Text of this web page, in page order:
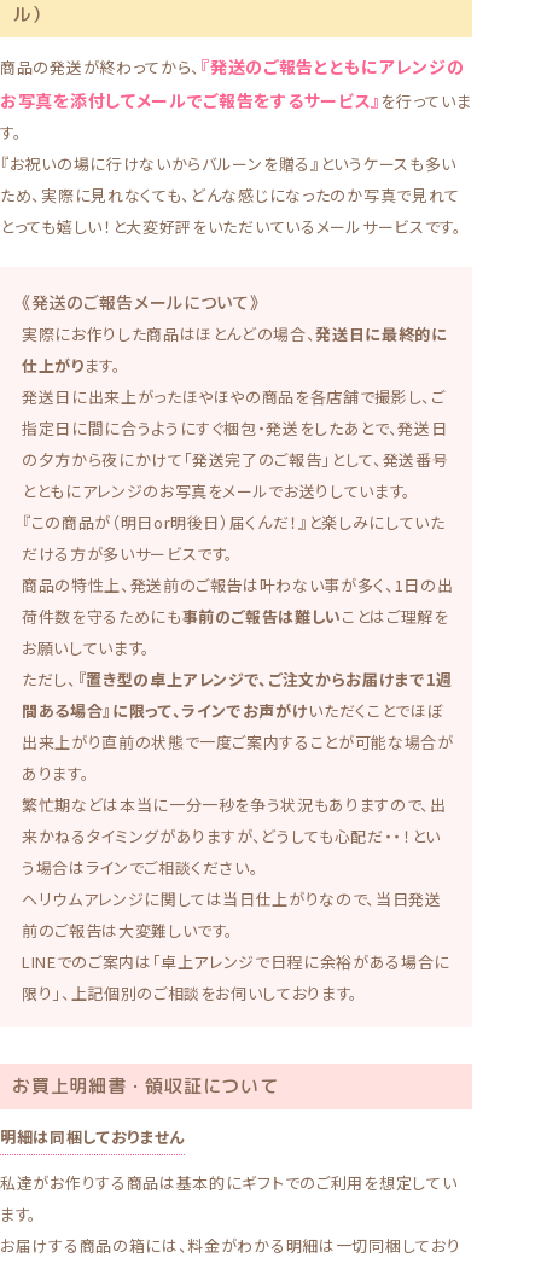
ル）
商品の発送が終わってから、 『発送のご報告とともにアレンジの
お写真を添付してメールでご報告をするサービス』 を行っていま
す。
『お祝いの場に行けないからバルーンを贈る』というケースも多い
ため、実際に見れなくても、どんな感じになったのか写真で見れて
とっても嬉しい！と大変好評をいただいているメールサービスです。
《発送のご報告メールについて》
実際にお作りした商品はほとんどの場合、発送日に最終的に
仕上がります。
発送日に出来上がったほやほやの商品を各店舗で撮影し、ご
指定日に間に合うようにすぐ梱包・発送をしたあとで、発送日
の夕方から夜にかけて「発送完了のご報告」として、発送番号
とともにアレンジのお写真をメールでお送りしています。
『この商品が（明日or明後日）届くんだ！』と楽しみにしていた
だける方が多いサービスです。
商品の特性上、発送前のご報告は叶わない事が多く、1日の出
荷件数を守るためにも事前のご報告は難しいことはご理解を
お願いしています。
ただし、 『置き型の卓上アレンジで、ご注文からお届けまで1週
間ある場合』に限って、ラインでお声がけいただくことでほぼ
出来上がり直前の状態で一度ご案内することが可能な場合が
あります。
繁忙期などは本当に一分一秒を争う状況もありますので、出
来かねるタイミングがありますが、どうしても心配だ・・！とい
う場合はラインでご相談ください。
ヘリウムアレンジに関しては当日仕上がりなので、当日発送
前のご報告は大変難しいです。
LINEでのご案内は「卓上アレンジで日程に余裕がある場合に
限り」、上記個別のご相談をお伺いしております。
お買上明細書・領収証について
明細は同梱しておりません
私達がお作りする商品は基本的にギフトでのご利用を想定してい
ます。
お届けする商品の箱には、料金がわかる明細は一切同梱しており